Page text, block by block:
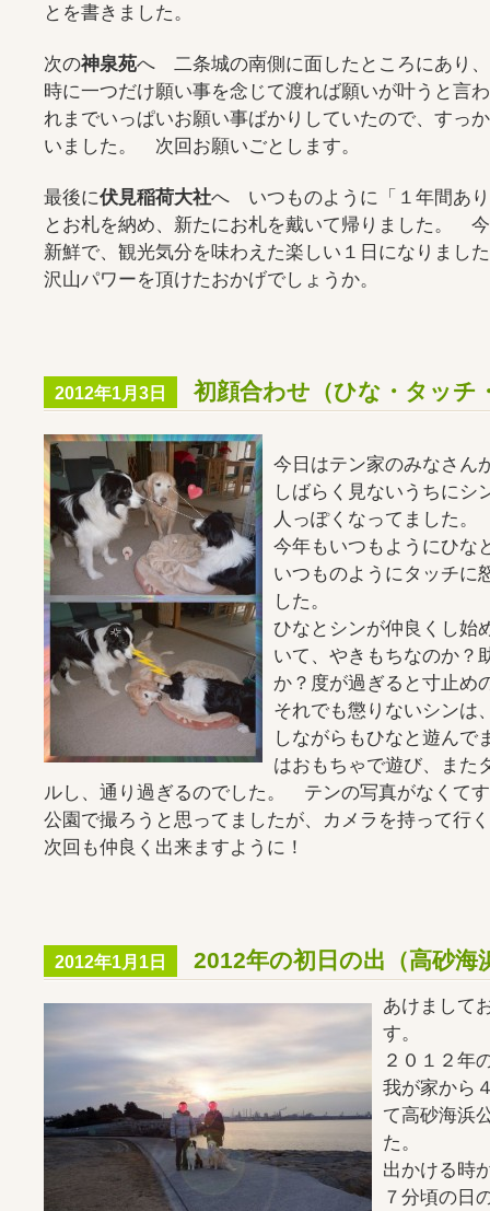
とを書きました。
次の神泉苑へ 二条城の南側に面したところにあり
時に一つだけ願い事を念じて渡れば願いが叶うと言
れまでいっぱいお願い事ばかりしていたので、すっ
いました。 次回お願いごとします。
最後に伏見稲荷大社へ いつものように「１年間あ
とお札を納め、新たにお札を戴いて帰りました。
新鮮で、観光気分を味わえた楽しい１日になりま
沢山パワーを頂けたおかげでしょうか。
2012年1月3日 初顔合わせ（ひな・タッチ
今日はテン家のみなさん
しばらく見ないうちにシ
人っぽくなってました。
今年もいつもようにひな
いつものようにタッチに
した。
ひなとシンが仲良くし始
いて、やきもちなのか？
か？度が過ぎると寸止め
それでも懲りないシンは
しながらもひなと遊ん
はおもちゃで遊び、また
ルし、通り過ぎるのでした。 テンの写真がなくて
公園で撮ろうと思ってましたが、カメラを持って行
次回も仲良く出来ますように！
2012年1月1日 2012年の初日の出（高砂海
あけまして
す。
２０１２年
我が家から
て高砂海浜
た。
出かける時
７分頃の日